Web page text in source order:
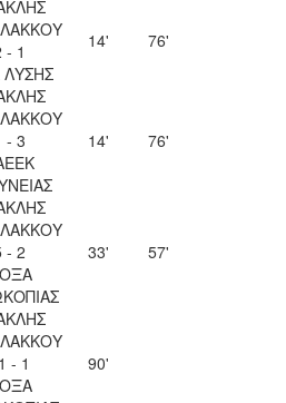
- 1
ΛΥΣΗΣ
14' 76'
- 3
14' 76'
- 2
33' 57'
- 1
90'